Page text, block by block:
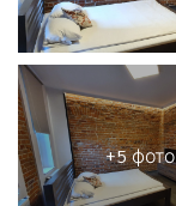
+5 фото